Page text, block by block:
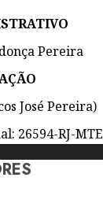
0
EM
GONÇALO
9 DE
AGOSTO
DE 2026
Pereira
José Pereira)
26594-RJ-MTE